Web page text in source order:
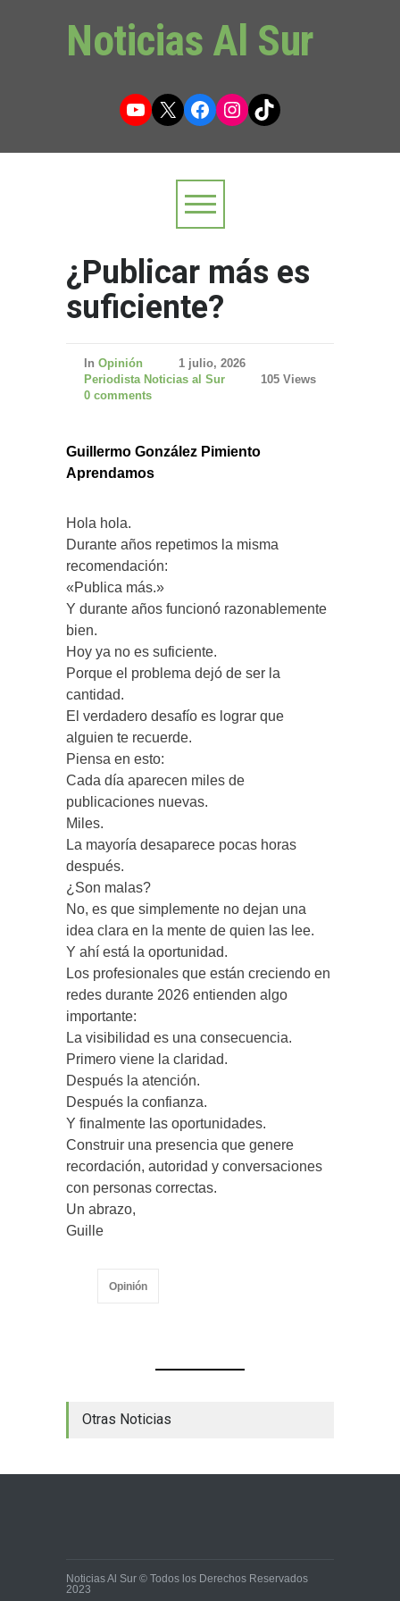
Noticias Al Sur
YouTube
X Facebook
Instagram
TikTok
¿Publicar más es
suficiente?
In Opinión
1 julio, 2026
Periodista Noticias al Sur
105 Views
0 comments
Guillermo González Pimiento
Aprendamos
Hola hola.
Durante años repetimos la misma
recomendación:
«Publica más.»
Y durante años funcionó razonablemente
bien.
Hoy ya no es suficiente.
Porque el problema dejó de ser la
cantidad.
El verdadero desafío es lograr que
alguien te recuerde.
Piensa en esto:
Cada día aparecen miles de
publicaciones nuevas.
Miles.
La mayoría desaparece pocas horas
después.
¿Son malas?
No, es que simplemente no dejan una
idea clara en la mente de quien las lee.
Y ahí está la oportunidad.
Los profesionales que están creciendo en
redes durante 2026 entienden algo
importante:
La visibilidad es una consecuencia.
Primero viene la claridad.
Después la atención.
Después la confianza.
Y finalmente las oportunidades.
Construir una presencia que genere
recordación, autoridad y conversaciones
con personas correctas.
Un abrazo,
Guille
Opinión
Otras Noticias
Noticias Al Sur © Todos los Derechos Reservados
2023